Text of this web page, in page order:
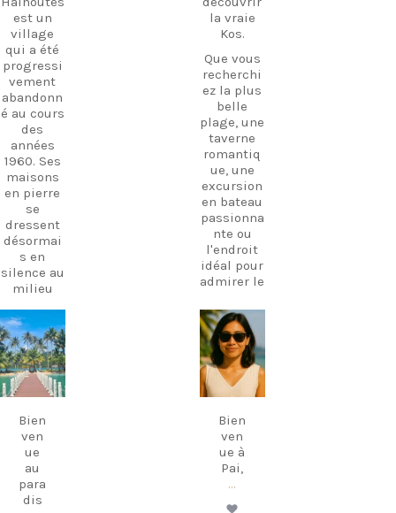
est un
village
qui a été
progressi
vement
abandonn
é au cours
des
années
1960. Ses
maisons
en pierre
se
dressent
désormai
s en
silence au
milieu
oliviers,
témoigna
nt d'une
époque
révolue.
Ces
dernières
années, le
cœur du
village a
retrouvé
une
la vraie
Kos.
Que vous
recherchi
ez la plus
belle
plage, une
taverne
romantiq
ue, une
excursion
en bateau
passionna
nte ou
l'endroit
idéal pour
admirer le
de soleil,
je suis là
pour vous
aider à
découvrir
l'île
jamais
auparavan
t.
carpediem.tr
avel.guide
Déc 7
Bien
ven
ue
au
para
dis
carpediem.tr
avel.guide
18
novembre
Bien
ven
ue à
Pai,
...